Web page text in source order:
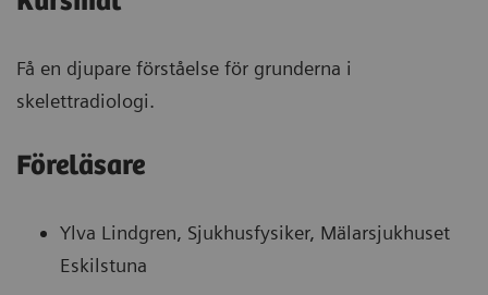
Få en djupare förståelse för grunderna i
skelettradiologi.
Föreläsare
Ylva Lindgren, Sjukhusfysiker, Mälarsjukhuset
Eskilstuna